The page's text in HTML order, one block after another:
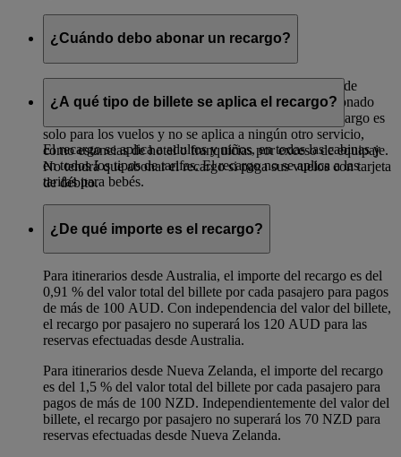
¿Cuándo debo abonar un recargo?
Se aplica un recargo a todos los vuelos con salida desde
Turquía, Nueva Zelanda y Australia que se hayan abonado
con tarjeta de crédito, PayPal o Visa Chechout. El recargo es
solo para los vuelos y no se aplica a ningún otro servicio,
como estancias de hotel o franquicias por exceso de equipaje.
No tendrá que abonar el recargo si paga sus vuelos con tarjeta
de débito.
¿A qué tipo de billete se aplica el recargo?
El recargo se aplica a adultos y niños, en todas las cabinas y
en todos los tipos de tarifas. El recargo no se aplica a las
tarifas para bebés.
¿De qué importe es el recargo?
Para itinerarios desde Australia, el importe del recargo es del
0,91 % del valor total del billete por cada pasajero para pagos
de más de 100 AUD. Con independencia del valor del billete,
el recargo por pasajero no superará los 120 AUD para las
reservas efectuadas desde Australia.
Para itinerarios desde Nueva Zelanda, el importe del recargo
es del 1,5 % del valor total del billete por cada pasajero para
pagos de más de 100 NZD. Independientemente del valor del
billete, el recargo por pasajero no superará los 70 NZD para
reservas efectuadas desde Nueva Zelanda.